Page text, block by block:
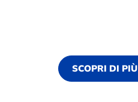
SCOPRI DI PIÙ